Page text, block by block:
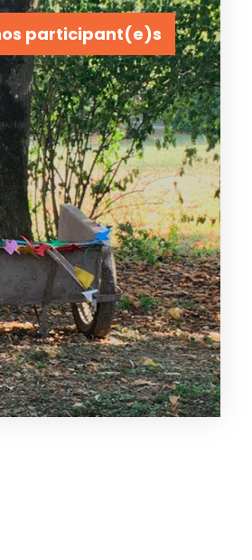
participant(e)s